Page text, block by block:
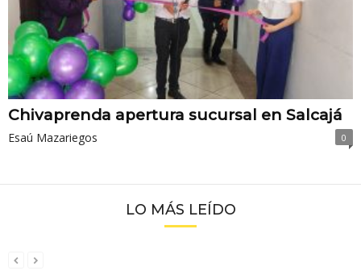
Chivaprenda apertura sucursal en Salcajá
Esaú Mazariegos 0
LO MÁS LEÍDO